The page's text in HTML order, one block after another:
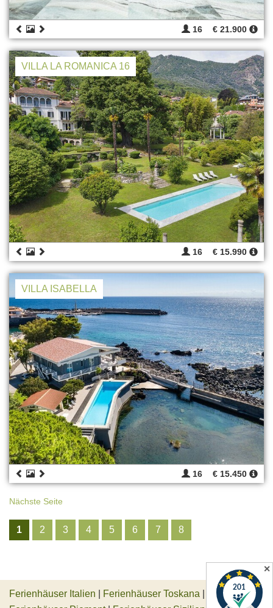
16 € 21.900
VILLA LA ROMANICA 16
16 € 15.990
VILLA ISABELLA
16 € 15.450
Nächste Seite
1 2 3 4 5 6 7 8
Ferienhäuser Italien Ferienhäuser Toskana
✕